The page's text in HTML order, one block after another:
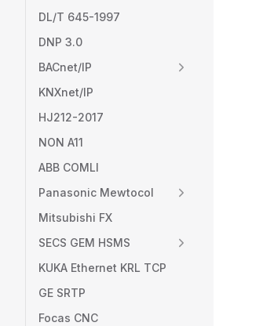
DL/T 645-1997
DNP 3.0
BACnet/IP
KNXnet/IP
HJ212-2017
NON A11
ABB COMLI
Panasonic Mewtocol
Mitsubishi FX
SECS GEM HSMS
KUKA Ethernet KRL TCP
GE SRTP
Focas CNC